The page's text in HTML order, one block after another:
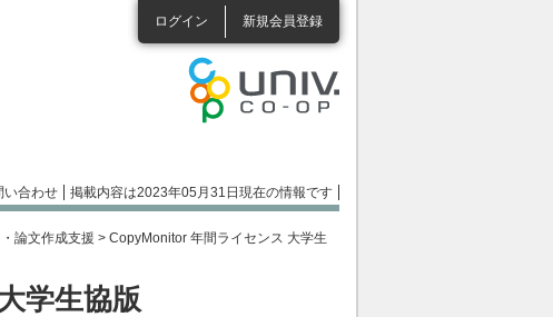
ログイン 新規会員登録
い合わせ 掲載内容は2023年05月31日現在の情報です
論文作成支援 > CopyMonitor 年間ライセンス 大学生
学生協版